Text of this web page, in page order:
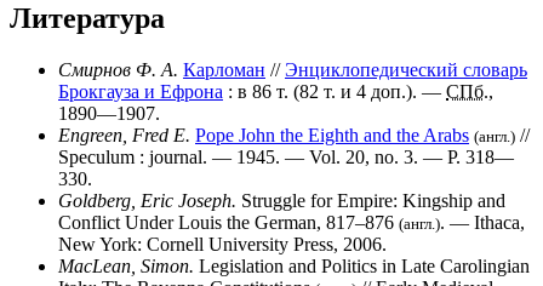
Литература
Смирнов Ф. А. Карломан //Энциклопедический словарь
Брокгауза и Ефрона : в 86 т. (82 т. и 4 доп.). — СПб.,
1890—1907.
Engreen, Fred E. Pope John the Eighth and the Arabs (англ.) //
Speculum : journal. — 1945. — Vol. 20, no. 3. — P. 318—
330.
Goldberg, Eric Joseph. Struggle for Empire: Kingship and
Conflict Under Louis the German, 817–876 (англ.). — Ithaca,
New York: Cornell University Press, 2006.
MacLean, Simon. Legislation and Politics in Late Carolingian